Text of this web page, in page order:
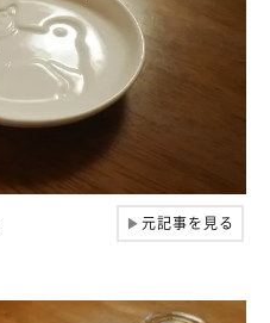
▶元記事を見る